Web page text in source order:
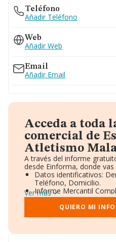
Teléfono
Añadir Teléfono
Web
Añadir Web
Email
Añadir Email
Acceda a toda
comercial de
Atletismo
A través del informe
desde Einforma, donde
Datos identificativos:
Teléfono, Domicilio.
Informe Mercantil
Gráficos de Evolución
Consejo de
Directivos y Ejecutivos.
Ver más
QUIERO MI